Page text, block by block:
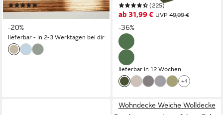
aus weicher Baumwolle -
Made in Germany - OEKO-
TEX
(2)
119,00 €
-20%
lieferbar - in 2-3 Werktagen bei dir
(225)
ab 31,99 € UVP 49,99 €
-36%
lieferbar in 12 Wochen
+4
Wohndecke Weiche Wolldecke